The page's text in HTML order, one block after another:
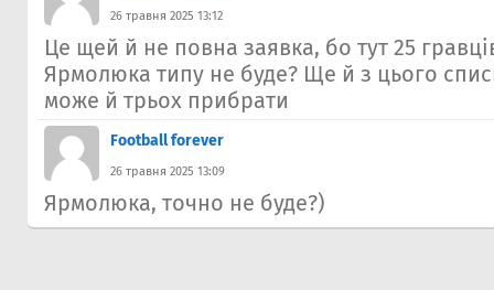
26 травня 2025 13:12
Це щей й не повна заявка, бо тут 25
Ярмолюка типу не буде? Ще й з цього
може й трьох прибрати
Football forever
26 травня 2025 13:09
Ярмолюка, точно не буде?)